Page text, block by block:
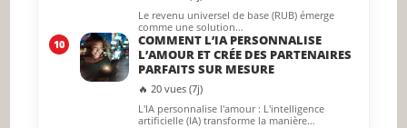
Le revenu universel de base (RUB) émerge
comme une solution…
10
COMMENT L’IA PERSONNALISE
L’AMOUR ET CRÉE DES PARTENAIRES
PARFAITS SUR MESURE
🔥 20 vues (7j)
L'IA personnalise l'amour : L'intelligence
artificielle (IA) transforme la manière…